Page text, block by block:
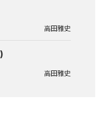
高田雅史
高田雅史